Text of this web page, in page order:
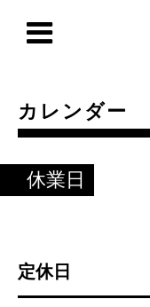
カレンダー
休業日
定休日